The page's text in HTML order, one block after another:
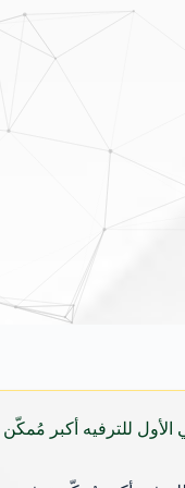
لعام 1448
الأول للترفيه أكبر